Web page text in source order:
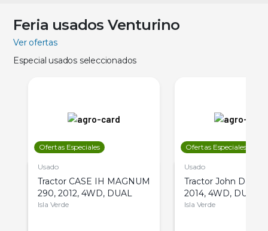
Feria usados Venturino
Ver ofertas
Especial usados seleccionados
Ofertas Especiales
Usado
Tractor CASE IH MAGNUM
290, 2012, 4WD, DUAL
Isla Verde
Ofertas Especiales
Usado
Tractor John Deere
2014, 4WD, DUAL
Isla Verde